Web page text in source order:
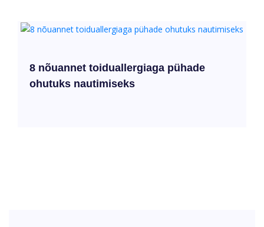
8 nõuannet toiduallergiaga pühade
ohutuks nautimiseks